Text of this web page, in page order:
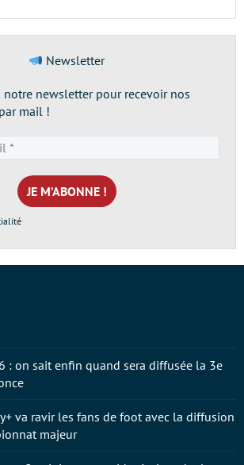
Newsletter
notre newsletter pour recevoir nos
mail !
e-
mail
*
6 : on sait enfin quand sera diffusée la 3e
va ravir les fans de foot avec la diffusion
majeur